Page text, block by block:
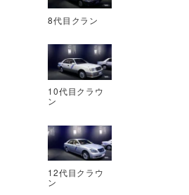
8代目クラン
10代目クラウ
ン
12代目クラウ
ン